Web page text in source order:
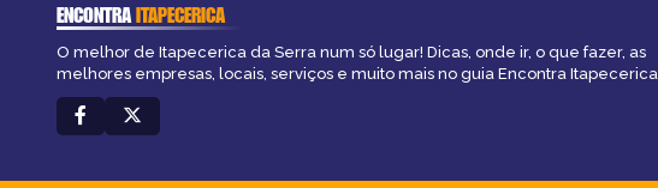
ENCONTRAITAPECERICA
O melhor de Itapecerica da Serra num só lugar! Dicas, onde ir, o que fazer, as
melhores empresas, locais, serviços e muito mais no guia Encontra Itapecerica.